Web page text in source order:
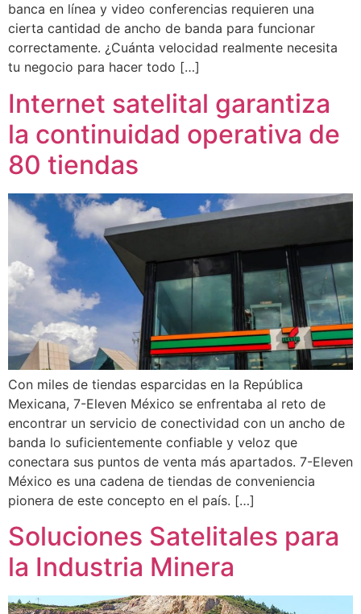
banca en línea y video conferencias requieren una
cierta cantidad de ancho de banda para funcionar
correctamente. ¿Cuánta velocidad realmente necesita
tu negocio para hacer todo […]
Internet satelital garantiza
la continuidad operativa de
80 tiendas
Con miles de tiendas esparcidas en la República
Mexicana, 7-Eleven México se enfrentaba al reto de
encontrar un servicio de conectividad con un ancho de
banda lo suficientemente confiable y veloz que
conectara sus puntos de venta más apartados. 7-Eleven
México es una cadena de tiendas de conveniencia
pionera de este concepto en el país. […]
Soluciones Satelitales para
la Industria Minera